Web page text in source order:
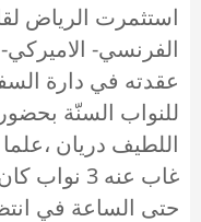
استثمرت الرياض
الفرنسي-
عقدته في دارة
للنواب السنّة
اللطيف دريان
غاب عنه 3
حتى الساعة في